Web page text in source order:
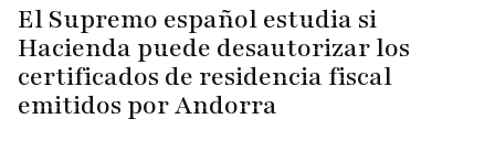
El Supremo español estudia si
Hacienda puede desautorizar los
certificados de residencia fiscal
emitidos por Andorra